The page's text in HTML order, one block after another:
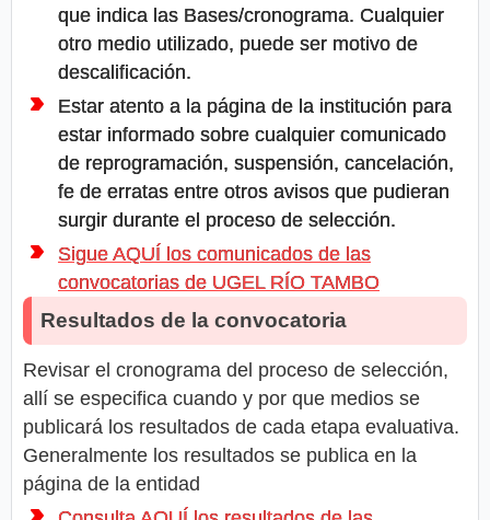
que indica las Bases/cronograma. Cualquier
otro medio utilizado, puede ser motivo de
descalificación.
Estar atento a la página de la institución para
estar informado sobre cualquier comunicado
de reprogramación, suspensión, cancelación,
fe de erratas entre otros avisos que pudieran
surgir durante el proceso de selección.
Sigue AQUÍ los comunicados de las
convocatorias de UGEL RÍO TAMBO
Resultados de la convocatoria
Revisar el cronograma del proceso de selección,
allí se especifica cuando y por que medios se
publicará los resultados de cada etapa evaluativa.
Generalmente los resultados se publica en la
página de la entidad